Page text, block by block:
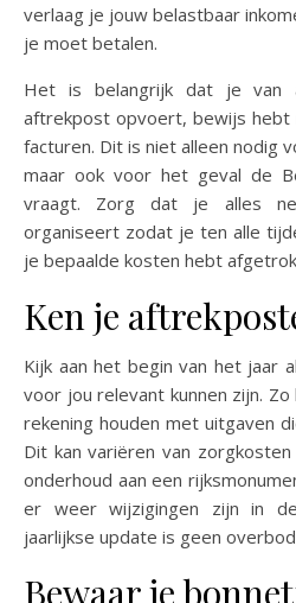
verlaag je jouw belastbaar
je moet betalen.
Het is belangrijk dat je van
aftrekpost opvoert, bewijs hebt
facturen. Dit is niet alleen nodig
maar ook voor het geval de
vraagt. Zorg dat je alles
organiseert zodat je ten alle
je bepaalde kosten hebt
Ken je
Kijk aan het begin van het jaar
voor jou relevant kunnen zijn.
rekening houden met uitgaven
Dit kan variëren van
onderhoud aan een
er weer wijzigingen zijn in
jaarlijkse update is geen
Bewaar je